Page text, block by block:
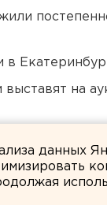
в
выставят на
данных